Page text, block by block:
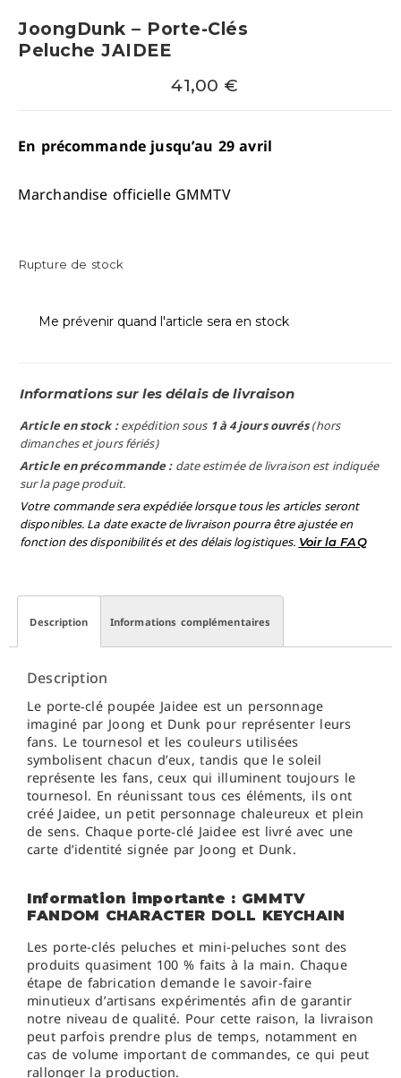
JoongDunk – Porte-Clés
Peluche JAIDEE
41,00 €
En précommande jusqu’au 29 avril
Marchandise officielle GMMTV
Rupture de stock
Me prévenir quand l'article sera en stock
Informations sur les délais de livraison
Article en stock :expédition sous 1 à 4 jours ouvrés(hors
dimanches et jours fériés)
Article en précommande : date estimée de livraison est indiquée
sur la page produit.
Votre commande sera expédiée lorsque tous les articles seront
disponibles. La date exacte de livraison pourra être ajustée en
fonction des disponibilités et des délais logistiques. Voir la FAQ
Description Informations complémentaires
Description
Le porte‑clé poupée Jaidee est un personnage
imaginé par Joong et Dunk pour représenter leurs
fans. Le tournesol et les couleurs utilisées
symbolisent chacun d’eux, tandis que le soleil
représente les fans, ceux qui illuminent toujours le
tournesol. En réunissant tous ces éléments, ils ont
créé Jaidee, un petit personnage chaleureux et plein
de sens. Chaque porte‑clé Jaidee est livré avec une
carte d’identité signée par Joong et Dunk.
Information importante : GMMTV
FANDOM CHARACTER DOLL KEYCHAIN
Les porte-clés peluches et mini-peluches sont des
produits quasiment 100 % faits à la main. Chaque
étape de fabrication demande le savoir-faire
minutieux d’artisans expérimentés afin de garantir
notre niveau de qualité. Pour cette raison, la livraison
peut parfois prendre plus de temps, notamment en
cas de volume important de commandes, ce qui peut
rallonger la production.